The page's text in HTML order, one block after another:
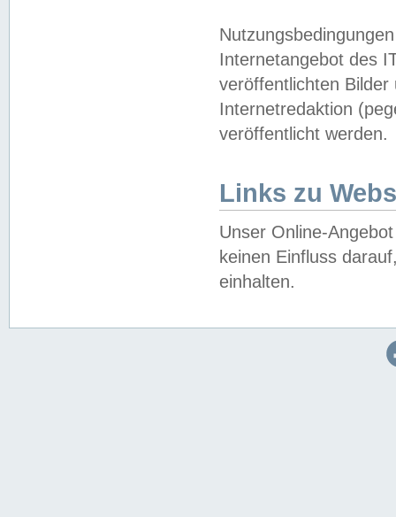
Internetangebot des
veröffentlichten
Internetredaktion
veröffentlicht werden.
Links zu
Unser Online-
keinen Einfluss
einhalten.